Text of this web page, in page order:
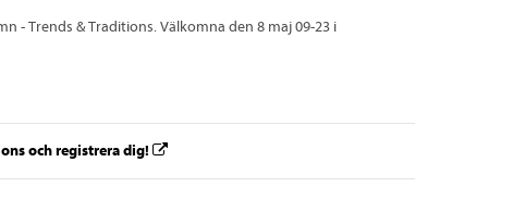
- Trends & Traditions. Välkomna den 8 maj 09-23 i
och registrera dig!